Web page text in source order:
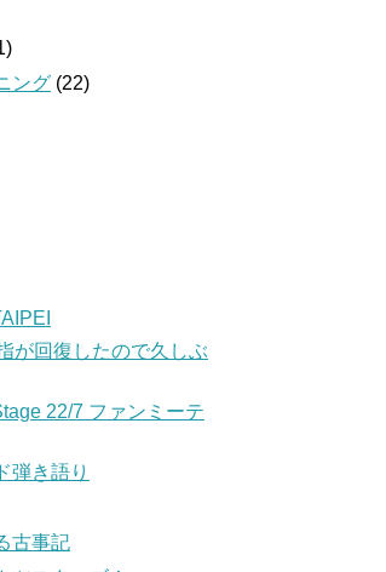
ング (22)
が回復したので久しぶ
22/7 ファンミーテ
弾き語り
古事記